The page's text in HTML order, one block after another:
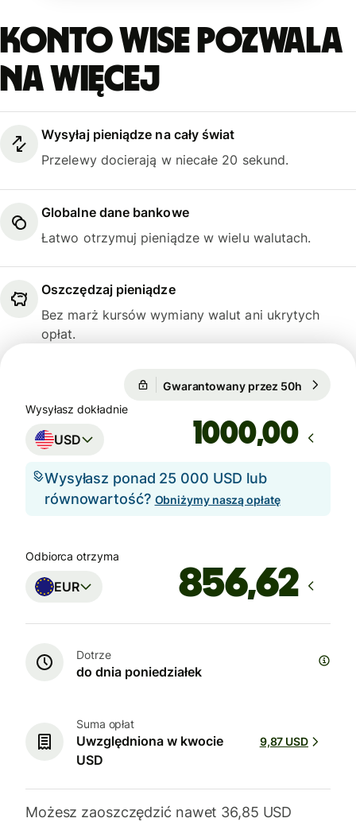
Konto Wise pozwala
na więcej
Wysyłaj pieniądze na cały świat
Przelewy docierają w niecałe 20 sekund.
Globalne dane bankowe
Łatwo otrzymuj pieniądze w wielu walutach.
Oszczędzaj pieniądze
Bez marż kursów wymiany walut ani ukrytych
opłat.
Gwarantowany przez 50h
Wysyłasz dokładnie
USD ,00
Wysyłasz ponad 25 000 USD lub
równowartość? Obniżymy naszą opłatę
Odbiorca otrzyma
EUR
Dotrze
do dnia poniedziałek
Suma opłat
Uwzględniona w kwocie
USD
9,87 USD
Możesz zaoszczędzić nawet 36,85 USD